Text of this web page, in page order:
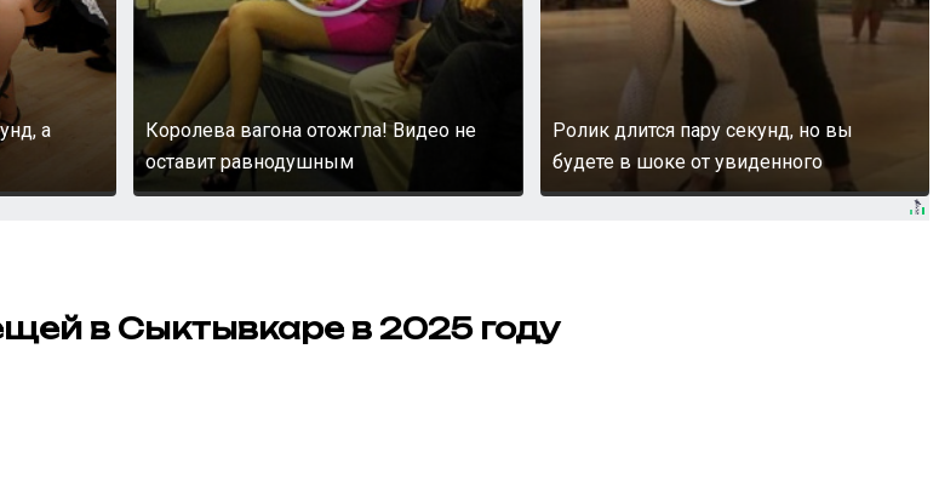
а
Королева вагона отожгла! Видео не
оставит равнодушным
Ролик длится пару секунд, но вы
будете в шоке от увиденного
в Сыктывкаре в 2025 году